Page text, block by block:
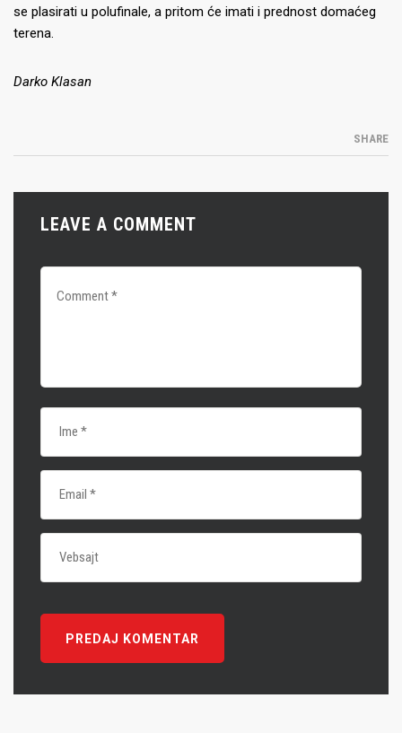
se plasirati u polufinale, a pritom će imati i prednost domaćeg
terena.
Darko Klasan
SHARE
LEAVE A COMMENT